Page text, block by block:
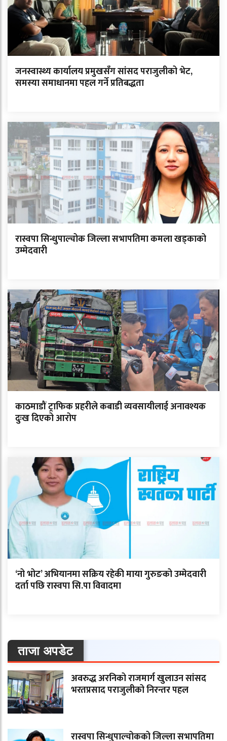
जनस्वास्थ्य कार्यालय प्रमुखसँग सांसद पराजुलीको भेट,
समस्या समाधानमा पहल गर्ने प्रतिबद्धता
रास्वपा सिन्धुपाल्चोक जिल्ला सभापतिमा कमला खड्काको
उम्मेदवारी
काठमाडौं ट्राफिक प्रहरीले कबाडी व्यवसायीलाई अनावश्यक
दुःख दिएको आरोप
‘नो भोट’ अभियानमा सक्रिय रहेकी माया गुरुङको उम्मेदवारी
दर्ता पछि रास्वपा सि.पा विवादमा
ताजा अपडेट
अवरुद्ध अरनिको राजमार्ग खुलाउन सांसद
भरतप्रसाद पराजुलीको निरन्तर पहल
रास्वपा सिन्धुपाल्चोकको जिल्ला सभापतिमा